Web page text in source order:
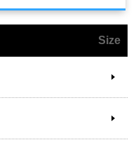
Size